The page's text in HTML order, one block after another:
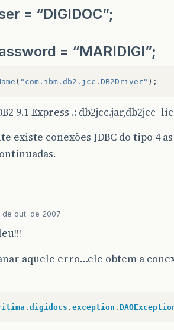
= “DIGIDOC”;
= “MARIDIGI”;
( "com.ibm.db2.jcc.DB2Driver" );
9.1 Express .:
existe conexões JDBC do tipo 4
de out. de 2007
aquele erro…ele obtem a
. digidocs . exception .